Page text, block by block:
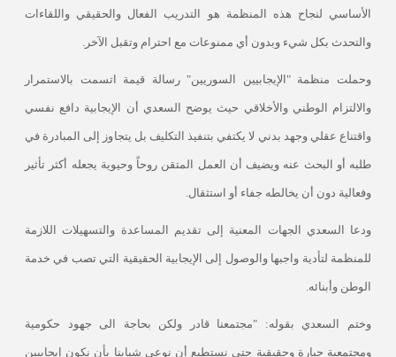
الأساسي لنجاح هذه المنظمة هو التدريب الفعال والحقيقي واللقاءات
والتحدث بكل شيء وبدون أي ممنوعات مع احترام وتقبل الآخر .
وحملت منظمة "الإيجابيين السوريين" رسالة قيمة اتسمت بالاستمرار
والالتزام الوطني والأخلاقي حيث يوضح السعدي أن الإيجابية دافع نفسي
واقتناع عقلي وجهد بدني لا يكتفي بتنفيذ التكليف بل يتجاوز إلى المبادرة في
طلبه أو البحث عنه ويضيف أن العمل المتقن روحاً وحيوية يجعله أكثر تأثير
وفعالية دون أن يخالطه جفاء أو استثقال.
ودعا السعدي الجهات المعنية إلى تقديم المساعدة والتسهيلات اللازمة
للمنظمة لتأدية واجبها والوصول إلى الإيجابية الحقيقية التي تصب في خدمة
الوطن وأبنائه.
وختم السعدي بقوله: "مجتمعنا قادر ولكن بحاجة الى جهود حكومية
ومجتمعية جبارة وحقيقية حتى نستطيع أن نوعي شبابنا بأن نكون إيجابيين